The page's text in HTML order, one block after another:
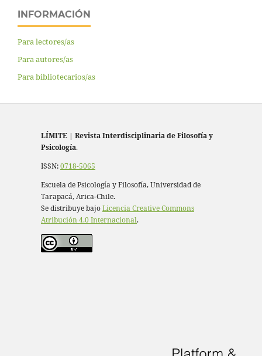
INFORMACIÓN
Para lectores/as
Para autores/as
Para bibliotecarios/as
LÍMITE | Revista Interdisciplinaria de Filosofía y
Psicología.
ISSN:0718-5065
Escuela de Psicología y Filosofía, Universidad de
Tarapacá, Arica-Chile.
Se distribuye bajoLicencia Creative Commons
Atribución 4.0 Internacional.